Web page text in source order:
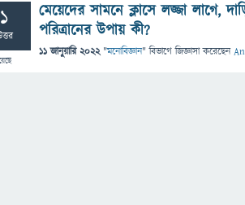
1
মেয়েদের সামনে ক্লাসে লজ্জা লাগে,
পরিত্রানের উপায় কী?
11 জানুয়ারি 2022 "মনোবিজ্ঞান" বিভাগে জিজ্ঞাসাকরেছেন